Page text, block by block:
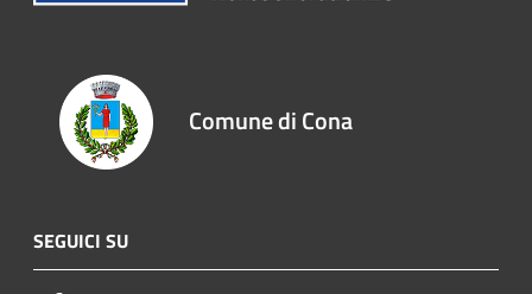
Comune di Cona
SEGUICI SU